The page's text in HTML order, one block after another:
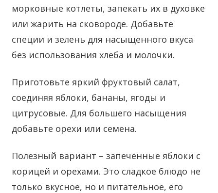
морковные котлеты, запекать их в духовке
или жарить на сковороде. Добавьте
специи и зелень для насыщенного вкуса
без использования хлеба и молочки.
Приготовьте яркий фруктовый салат,
соединяя яблоки, бананы, ягоды и
цитрусовые. Для большего насыщения
добавьте орехи или семена.
Полезный вариант – запечённые яблоки с
корицей и орехами. Это сладкое блюдо не
только вкусное, но и питательное, его